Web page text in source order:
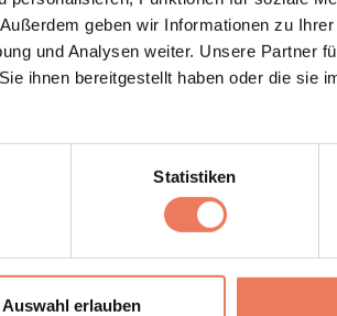
geben wir Informationen zu
und Analysen weiter. Unsere Partner
ihnen bereitgestellt haben oder die sie
Statistiken
Auswahl erlauben